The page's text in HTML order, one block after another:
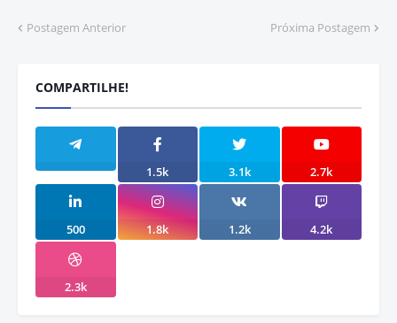
Postagem Anterior Próxima Postagem
COMPARTILHE!
1.5k 3.1k 2.7k
500 1.8k 1.2k 4.2k
2.3k